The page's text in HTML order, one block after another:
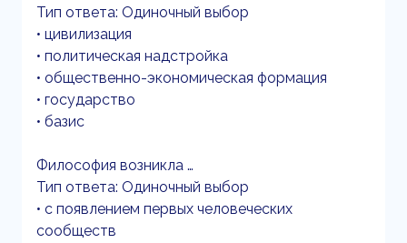
Тип ответа: Одиночный выбор
• цивилизация
• политическая надстройка
• общественно-экономическая формация
• государство
• базис
Философия возникла …
Тип ответа: Одиночный выбор
• с появлением первых человеческих
сообществ